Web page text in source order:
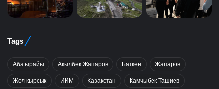
Tags
Аба ырайы Акылбек Жапаров Баткен Жапаров
Жол кырсык ИИМ Казакстан Камчыбек Ташиев